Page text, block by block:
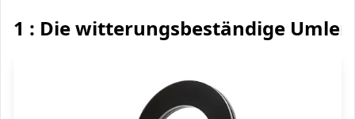
1 : Die witterungsbeständige